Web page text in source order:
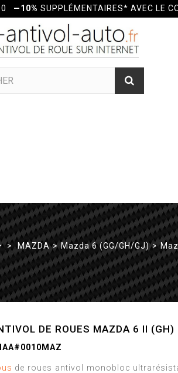
—10% SUPPLÉMENTAIRES* AVEC LE
> MAZDA > Mazda 6 (GG/GH/GJ) >
DE ROUES MAZDA 6 II (GH)
de roues antivol monobloc